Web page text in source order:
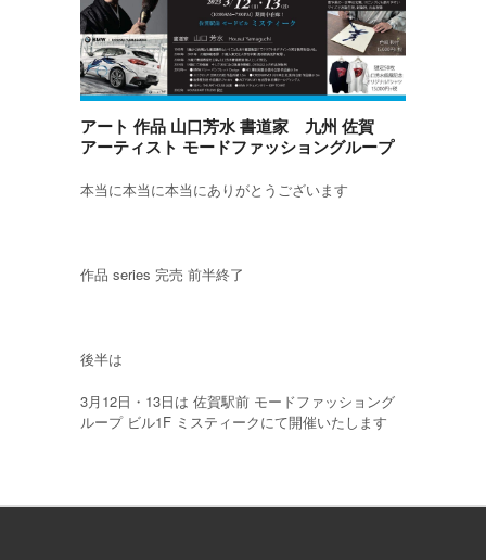
アート 作品 山口芳水 書道家 九州 佐賀
アーティスト モードファッショングループ
本当に本当に本当にありがとうございます
作品 series 完売 前半終了
後半は
3月12日・13日は 佐賀駅前 モードファッショング
ループ ビル1F ミスティークにて開催いたします